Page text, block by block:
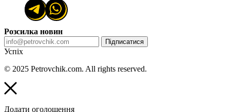
Розсилка новин
Підписатися
Успіх
© 2025 Petrovchik.com. All rights reserved.
Додати оголошення